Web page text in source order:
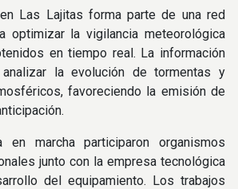
Las Lajitas forma parte de una red
optimizar la vigilancia meteorológica
en tiempo real. La información
la evolución de tormentas y
favoreciendo la emisión de
en marcha participaron organismos
junto con la empresa tecnológica
del equipamiento. Los trabajos